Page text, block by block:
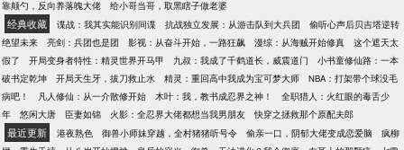
靠颠勺，反向养落魄大佬
给小哥当哥，取黑瞎子做老婆
经典收藏 谍战：我其实能识别间谍 抗战独立发展：从游击队到大兵团
偷听心声后贝吉塔逆转
绝望未来
亮剑：兵团也是团 影视：从奋斗开始，一路狂飙 漫综：从海贼开始修真
这个遮天太
假了
开局变身者特性：精灵世界开马甲 九叔：我成了千鹤道长，威震道门
小书童修仙路：一本
破书定乾坤
开局天生牙，拔刀救止水 精灵：重回高中我成为宝可梦大师
NBA：打架带个球没毛
病吧！
凡人修仙：从一介散修开始 木叶：我，教书成忍界之神！
全职猎人：火红眼的毒舌少
年
悠闲大唐 臣妻如锦 火影：全忍界大佬都想当我男朋友 快穿之拯救那个原配夫郎
最近更新 港夜熟色 御兽小师妹穿越，全村猪猪听号令 偷亲一口，阴郁大佬变成恋爱脑
疯柳